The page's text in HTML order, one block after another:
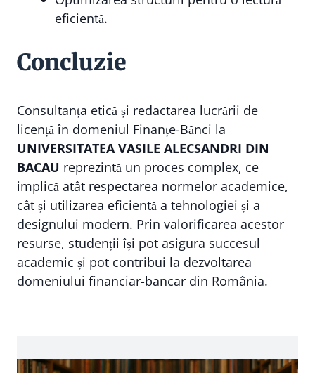
eficientă.
Concluzie
Consultanța etică și redactarea lucrării de
licență în domeniul Finanțe-Bănci la
UNIVERSITATEA VASILE ALECSANDRI DIN
BACAU reprezintă un proces complex, ce
implică atât respectarea normelor academice,
cât și utilizarea eficientă a tehnologiei și a
designului modern. Prin valorificarea acestor
resurse, studenții își pot asigura succesul
academic și pot contribui la dezvoltarea
domeniului financiar-bancar din România.